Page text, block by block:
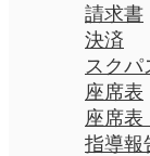
請求書
指導報
座席表
決済
座席表
スクパ